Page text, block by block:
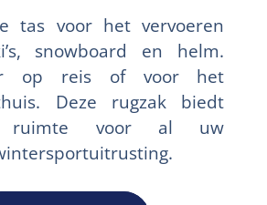
tas voor het vervoeren
snowboard en helm.
op reis of voor het
Deze rugzak biedt
ruimte voor al uw